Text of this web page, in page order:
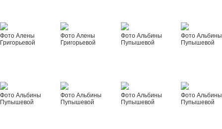
Фото Алены
Григорьевой
Фото Алены
Григорьевой
Фото Альбины
Пупышевой
Фото Альбины
Пупышевой
Фото Альбины
Пупышевой
Фото Альбины
Пупышевой
Фото Альбины
Пупышевой
Фото Альбины
Пупышевой